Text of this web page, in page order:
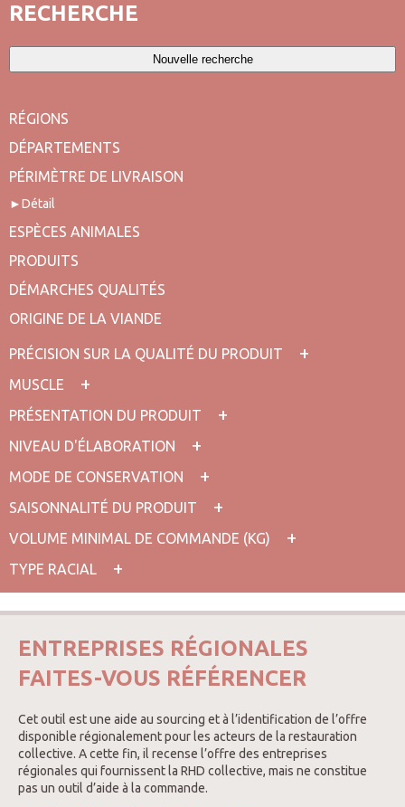
RECHERCHE
Nouvelle recherche
RÉGIONS
DÉPARTEMENTS
PÉRIMÈTRE DE LIVRAISON
Détail
ESPÈCES ANIMALES
PRODUITS
DÉMARCHES QUALITÉS
ORIGINE DE LA VIANDE
PRÉCISION SUR LA QUALITÉ DU PRODUIT
MUSCLE
PRÉSENTATION DU PRODUIT
NIVEAU D'ÉLABORATION
MODE DE CONSERVATION
SAISONNALITÉ DU PRODUIT
VOLUME MINIMAL DE COMMANDE (KG)
TYPE RACIAL
ENTREPRISES RÉGIONALES
FAITES-VOUS RÉFÉRENCER
Cet outil est une aide au sourcing et à l’identification de l’offre
disponible régionalement pour les acteurs de la restauration
collective. A cette fin, il recense l’offre des entreprises
régionales qui fournissent la RHD collective, mais ne constitue
pas un outil d’aide à la commande.